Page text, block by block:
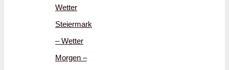
Wetter
Steiermark
– Wetter
Morgen –